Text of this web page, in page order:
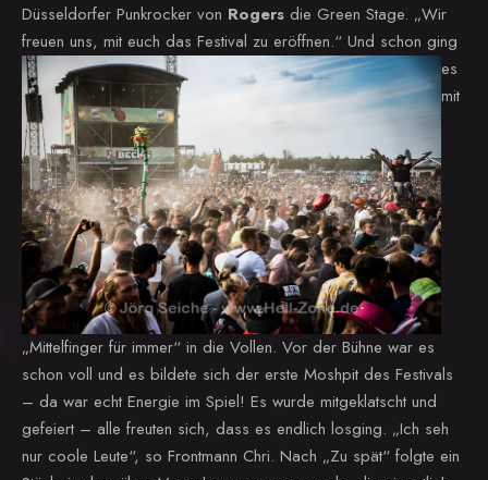
Düsseldorfer Punkrocker von Rogers die Green Stage. „Wir
freuen uns, mit euch das Festival zu eröffnen.“ Und schon ging
es
mit
„Mittelfinger für immer“ in die Vollen. Vor der Bühne war es
schon voll und es bildete sich der erste Moshpit des Festivals
– da war echt Energie im Spiel! Es wurde mitgeklatscht und
gefeiert – alle freuten sich, dass es endlich losging. „Ich seh
nur coole Leute“, so Frontmann Chri. Nach „Zu spät“ folgte ein